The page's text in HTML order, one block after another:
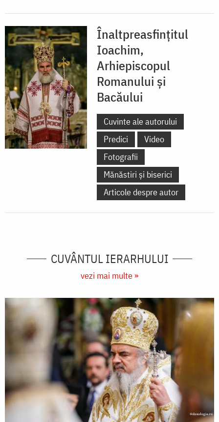
Înaltpreasfințitul
Ioachim,
Arhiepiscopul
Romanului și
Bacăului
Cuvinte ale autorului
Predici
Video
Fotografii
Mănăstiri și biserici
Articole despre autor
CUVÂNTUL IERARHULUI
vezi mai multe »